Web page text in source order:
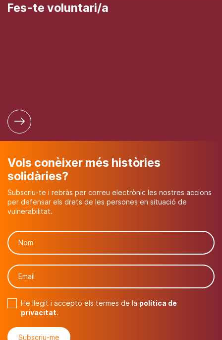
Fes-te voluntari/a
Vols conèixer més històries
solidàries?
Subscriu-te i rebràs per correu electrònic les nostres accions
per defensar els drets de les persones en situació de
vulnerabilitat.
He llegit i accepto els termes de la política de
privacitat.